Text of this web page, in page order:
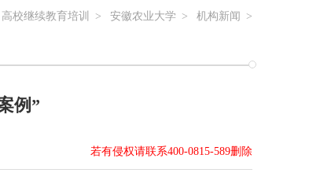
高校继续教育培训 > 安徽农业大学 > 机构新闻 >
例”
若有侵权请联系400-0815-589删除